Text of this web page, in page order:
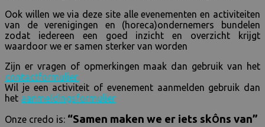
Ook willen we via deze site alle evenementen en activiteiten
van de verenigingen en (horeca)ondernemers bundelen
zodat iedereen een goed inzicht en overzicht krijgt
waardoor we er samen sterker van worden
Zijn er vragen of opmerkingen maak dan gebruik van het
contactformulier.
Wil je een activiteit of evenement aanmelden gebruik dan
het aanmeldingsformulier
Onze credo is: “Samen maken we er iets skÔns van”